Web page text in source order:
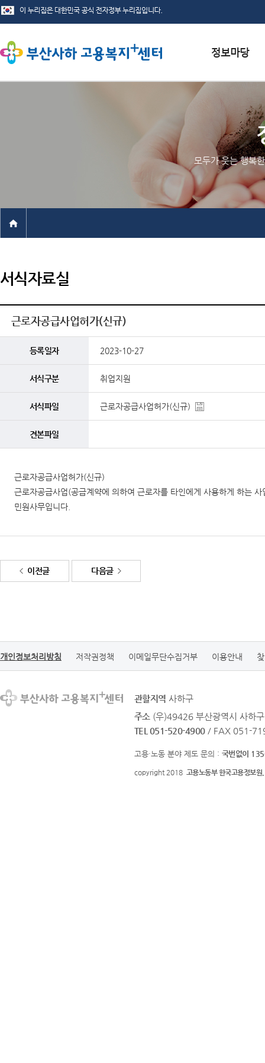
채용정보
인재정보
관련사이트
모두가 웃는 행복
서식자료실
근로자공급사업허가(신규)
등록일자 2023-10-27
서식구분 취업지원
서식파일 근로자공급사업허가(신규)
견본파일
근로자공급사업허가(신규)
근로자공급사업(공급계약에 의하여 근로자를 타인에게 사용하게 하는
민원사무입니다.
이전글 다음글
개인정보처리방침 저작권정책 이메일무단수집거부 이용안내
관할지역 사하구
주소 (우)49426 부산광역시 사하
TEL 051-520-4900 / FAX 051-
고용·노동 분야 제도 문의 : 국번없이
copyright 2018 고용노동부 한국고용정보원.